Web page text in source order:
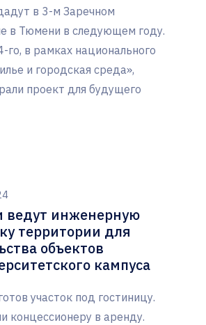
в 3-м Заречном
в Тюмени в следующем году.
го, в рамках национального
и городская среда»,
проект для будущего
ведут инженерную
территории для
объектов
кампуса
участок под гостиницу.
концессионеру в аренду.